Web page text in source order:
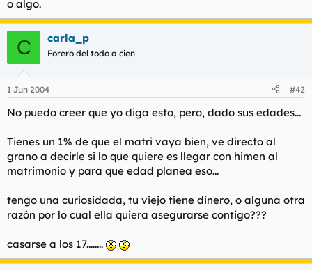
o algo.
C carla_p
Forero del todo a cien
1 Jun 2004 #42
No puedo creer que yo diga esto, pero, dado sus edades...
Tienes un 1% de que el matri vaya bien, ve directo al
grano a decirle si lo que quiere es llegar con himen al
matrimonio y para que edad planea eso...
tengo una curiosidada, tu viejo tiene dinero, o alguna otra
razón por lo cual ella quiera asegurarse contigo???
casarse a los 17........